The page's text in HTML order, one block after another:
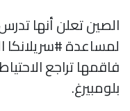
لمساعدة #سريلانكا
فاقمها تراجع
بلومبيرغ.